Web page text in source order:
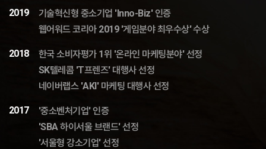
2019
기술혁신형 중소기업 'Inno-Biz' 인증
웹어워드 코리아 2019 '게임분야 최우수상' 수상
2018
한국 소비자평가 1위 '온라인 마케팅분야' 선정
SK텔레콤 'T프렌즈' 대행사 선정
네이버랩스 'AKI' 마케팅 대행사 선정
2017
'중소벤처기업' 인증
'SBA 하이서울 브랜드' 선정
'서울형 강소기업' 선정